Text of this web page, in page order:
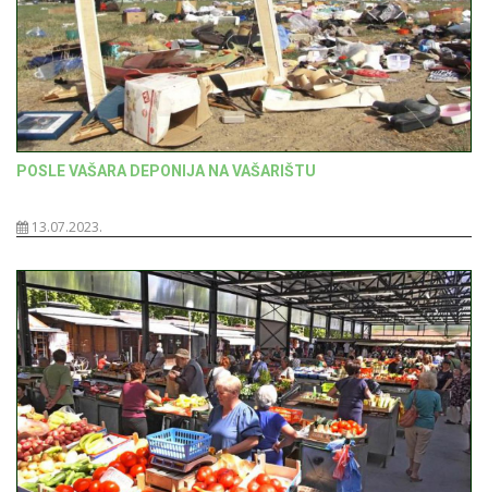
POSLE VAŠARA DEPONIJA NA VAŠARIŠTU
13.07.2023.